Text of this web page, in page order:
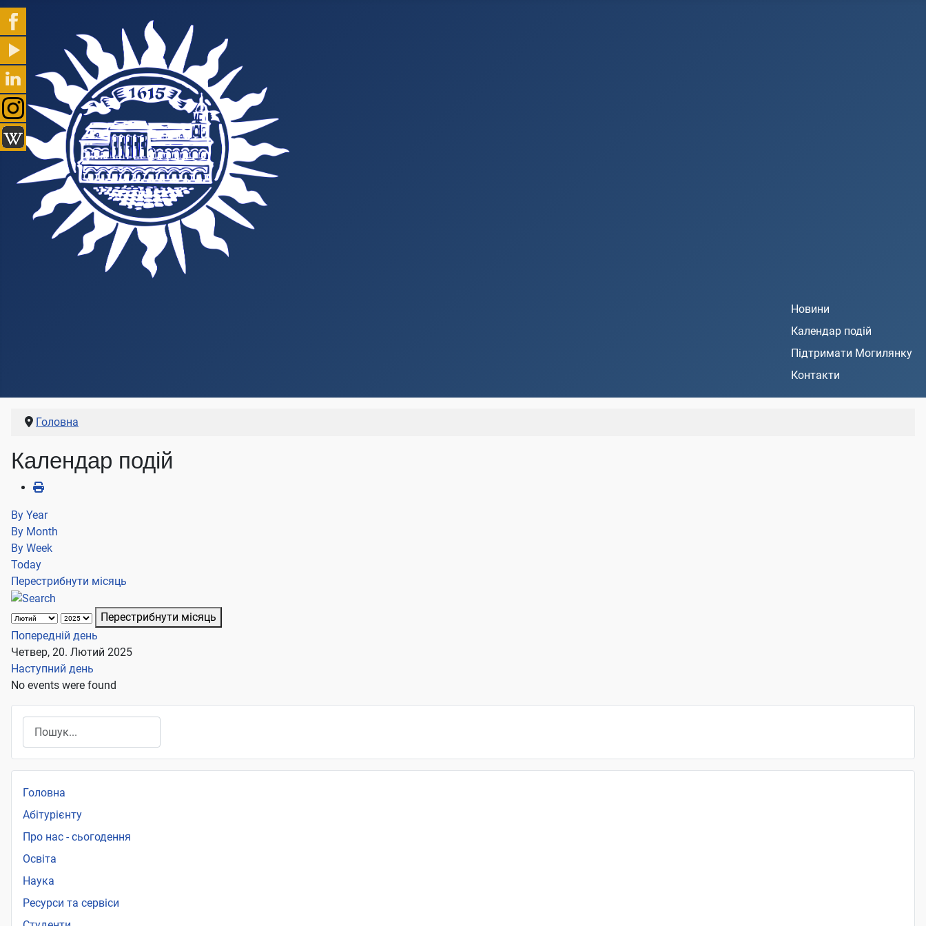
Новини
Календар подій
Підтримати Могилянку
Контакти
Головна
Календар подій
By Year
By Month
By Week
Today
Перестрибнути місяць
Перестрибнути місяць
Попередній день
Четвер, 20. Лютий 2025
Наступний день
No events were found
Головна
Абітурієнту
Про нас - сьогодення
Освіта
Наука
Ресурси та сервіси